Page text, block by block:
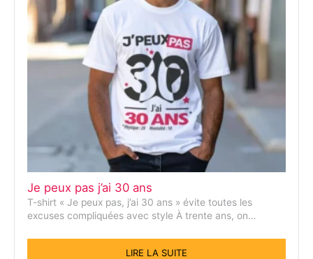
Je peux pas j’ai 30 ans
T-shirt « Je peux pas, j’ai 30 ans » évite toutes les
excuses compliquées avec style À trente ans, on…
LIRE LA SUITE